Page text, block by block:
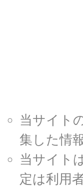
当サイト
集した情
当サイト
定は利用